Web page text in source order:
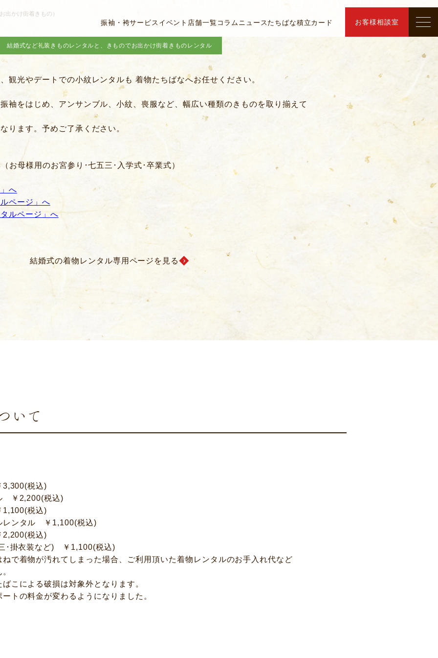
振袖・袴サービス イベント 店舗一覧コラムニュースたちばな積立カード お客様相談室
結婚式など礼装きものレンタルと、きものでお出かけ街着きものレンタル
出かけ街着きもの）
観光やデートでの小紋レンタルも 着物たちばなへお任せください。
袖をはじめ、アンサンブル、小紋、喪服など、幅広い種類のきものを取り揃えて
ります。予めご了承ください。
お母様用のお宮参り･七五三･入学式･卒業式）
へ
ページ」へ
ルページ」へ
結婚式の着物レンタル専用ページを見る
いて
税込)
￥2,200(税込)
税込)
ンタル ￥1,100(税込)
税込)
掛衣装など) ￥1,100(税込)
で着物が汚れてしまった場合、ご利用頂いた着物レンタルのお手入れ代など
こによる破損は対象外となります。
トの料金が変わるようになりました。